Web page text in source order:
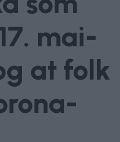
mai-
at folk